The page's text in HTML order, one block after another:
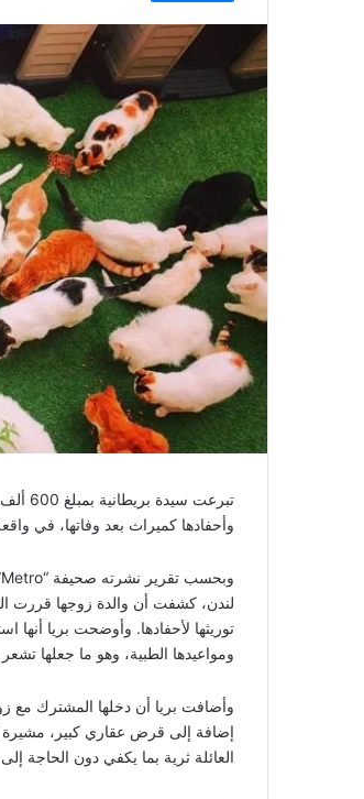
وأحفادها كميراث بعد وفاتها، في
توريثها لأحفادها. وأوضحت بريا
ومواعيدها الطبية، وهو ما جعلها
إضافة إلى قرض عقاري كبير، مشيرة
العائلة ثرية بما يكفي دون الحاجة إلى